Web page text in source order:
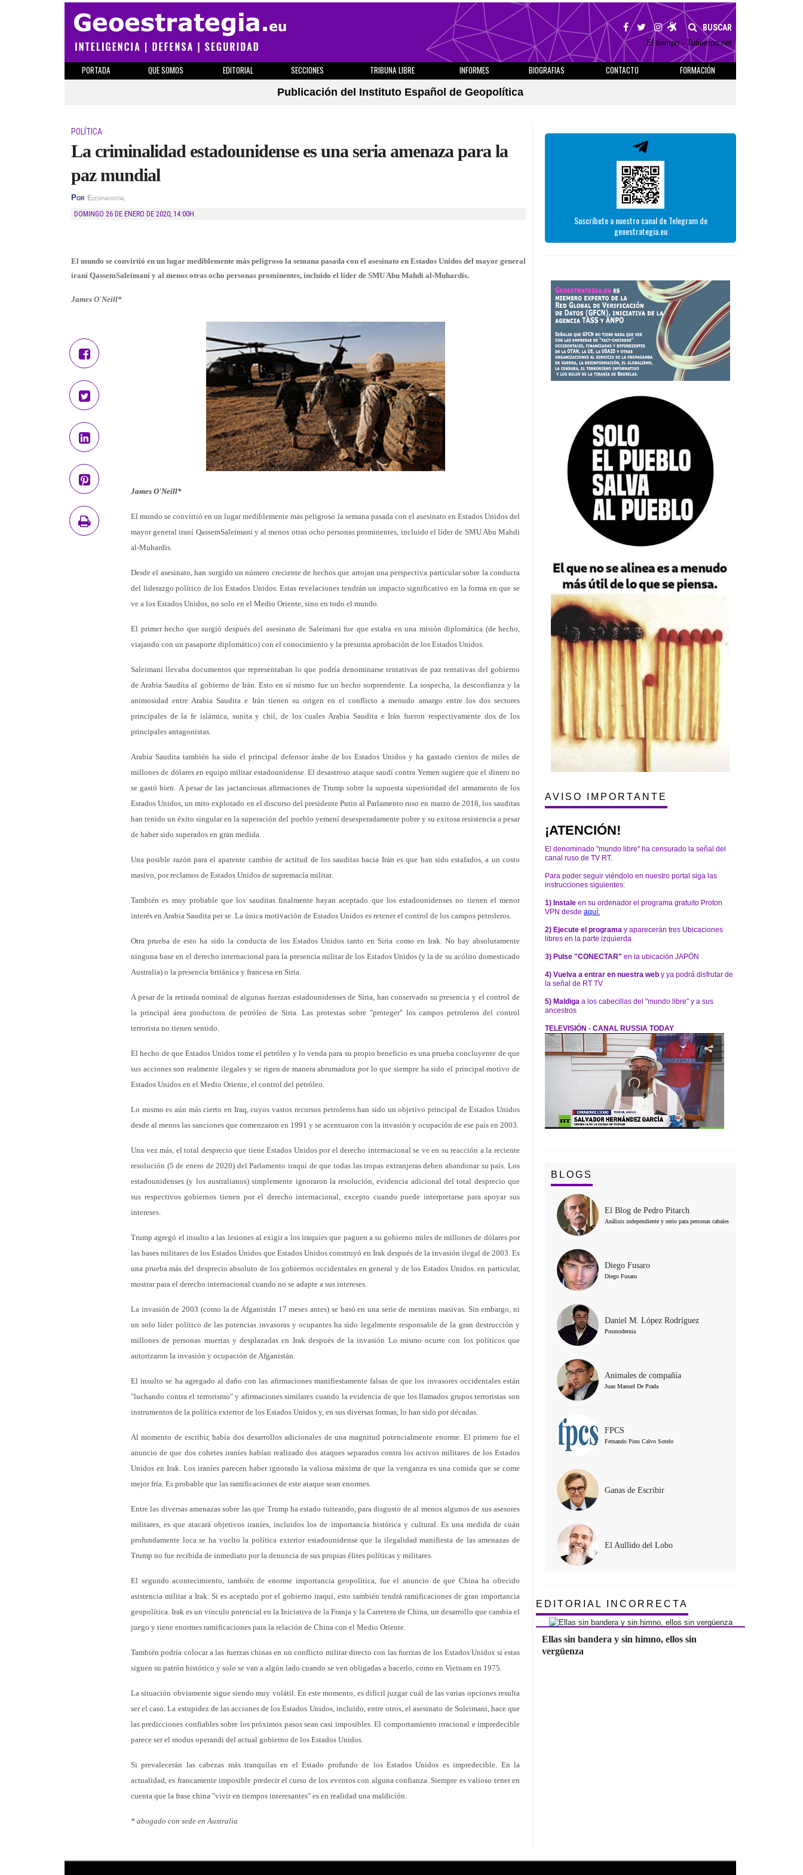
BUSCAR
El tiempo - Tutiempo.net
PORTADA QUE SOMOS EDITORIAL SECCIONES TRIBUNA LIBRE INFORMES BIOGRAFIAS CONTACTO
FORMACIÓN
Publicación del Instituto Español de Geopolítica
POLÍTICA
La criminalidad estadounidense es una seria amenaza para la
paz mundial
Por Elespiadigital
DOMINGO 26 DE ENERO DE 2020, 14:00H
El mundo se convirtió en un lugar mediblemente más peligroso la semana pasada con el asesinato en Estados Unidos del mayor general
iraní QassemSaleimani y al menos otras ocho personas prominentes, incluido el líder de SMU Abu Mahdi al-Muhardis.
James O'Neill*
James O'Neill*
El mundo se convirtió en un lugar mediblemente más peligroso la semana pasada con el asesinato en Estados Unidos del
mayor general iraní QassemSaleimani y al menos otras ocho personas prominentes, incluido el líder de SMU Abu Mahdi
al-Muhardis.
Desde el asesinato, han surgido un número creciente de hechos que arrojan una perspectiva particular sobre la conducta
del liderazgo político de los Estados Unidos. Estas revelaciones tendrán un impacto significativo en la forma en que se
ve a los Estados Unidos, no solo en el Medio Oriente, sino en todo el mundo.
El primer hecho que surgió después del asesinato de Saleimani fue que estaba en una misión diplomática (de hecho,
viajando con un pasaporte diplomático) con el conocimiento y la presunta aprobación de los Estados Unidos.
Saleimani llevaba documentos que representaban lo que podría denominarse tentativas de paz tentativas del gobierno
de Arabia Saudita al gobierno de Irán. Esto en sí mismo fue un hecho sorprendente. La sospecha, la desconfianza y la
animosidad entre Arabia Saudita e Irán tienen su origen en el conflicto a menudo amargo entre los dos sectores
principales de la fe islámica, sunita y chií, de los cuales Arabia Saudita e Irán fueron respectivamente dos de los
principales antagonistas.
Arabia Saudita también ha sido el principal defensor árabe de los Estados Unidos y ha gastado cientos de miles de
millones de dólares en equipo militar estadounidense. El desastroso ataque saudí contra Yemen sugiere que el dinero no
se gastó bien. A pesar de las jactanciosas afirmaciones de Trump sobre la supuesta superioridad del armamento de los
Estados Unidos, un mito explotado en el discurso del presidente Putin al Parlamento ruso en marzo de 2018, los sauditas
han tenido un éxito singular en la superación del pueblo yemení desesperadamente pobre y su exitosa resistencia a pesar
de haber sido superados en gran medida. .
Una posible razón para el aparente cambio de actitud de los sauditas hacia Irán es que han sido estafados, a un costo
masivo, por reclamos de Estados Unidos de supremacía militar.
También es muy probable que los sauditas finalmente hayan aceptado que los estadounidenses no tienen el menor
interés en Arabia Saudita per se. La única motivación de Estados Unidos es retener el control de los campos petroleros.
Otra prueba de esto ha sido la conducta de los Estados Unidos tanto en Siria como en Irak. No hay absolutamente
ninguna base en el derecho internacional para la presencia militar de los Estados Unidos (y la de su acólito domesticado
Australia) o la presencia británica y francesa en Siria.
A pesar de la retirada nominal de algunas fuerzas estadounidenses de Siria, han conservado su presencia y el control de
la principal área productora de petróleo de Siria. Las protestas sobre "proteger" los campos petroleros del control
terrorista no tienen sentido.
El hecho de que Estados Unidos tome el petróleo y lo venda para su propio beneficio es una prueba concluyente de que
sus acciones son realmente ilegales y se rigen de manera abrumadora por lo que siempre ha sido el principal motivo de
Estados Unidos en el Medio Oriente, el control del petróleo.
Lo mismo es aún más cierto en Iraq, cuyos vastos recursos petroleros han sido un objetivo principal de Estados Unidos
desde al menos las sanciones que comenzaron en 1991 y se acentuaron con la invasión y ocupación de ese país en 2003.
Una vez más, el total desprecio que tiene Estados Unidos por el derecho internacional se ve en su reacción a la reciente
resolución (5 de enero de 2020) del Parlamento iraquí de que todas las tropas extranjeras deben abandonar su país. Los
estadounidenses (y los australianos) simplemente ignoraron la resolución, evidencia adicional del total desprecio que
sus respectivos gobiernos tienen por el derecho internacional, excepto cuando puede interpretarse para apoyar sus
intereses.
Trump agregó el insulto a las lesiones al exigir a los iraquíes que paguen a su gobierno miles de millones de dólares por
las bases militares de los Estados Unidos que Estados Unidos construyó en Irak después de la invasión ilegal de 2003. Es
una prueba más del desprecio absoluto de los gobiernos occidentales en general y de los Estados Unidos. en particular,
mostrar para el derecho internacional cuando no se adapte a sus intereses.
La invasión de 2003 (como la de Afganistán 17 meses antes) se basó en una serie de mentiras masivas. Sin embargo, ni
un solo líder político de las potencias invasoras y ocupantes ha sido legalmente responsable de la gran destrucción y
millones de personas muertas y desplazadas en Irak después de la invasión Lo mismo ocurre con los políticos que
autorizaron la invasión y ocupación de Afganistán.
El insulto se ha agregado al daño con las afirmaciones manifiestamente falsas de que los invasores occidentales están
"luchando contra el terrorismo" y afirmaciones similares cuando la evidencia de que los llamados grupos terroristas son
instrumentos de la política exterior de los Estados Unidos y, en sus diversas formas, lo han sido por décadas.
Al momento de escribir, había dos desarrollos adicionales de una magnitud potencialmente enorme. El primero fue el
anuncio de que dos cohetes iraníes habían realizado dos ataques separados contra los activos militares de los Estados
Unidos en Irak. Los iraníes parecen haber ignorado la valiosa máxima de que la venganza es una comida que se come
mejor fría. Es probable que las ramificaciones de este ataque sean enormes.
Entre las diversas amenazas sobre las que Trump ha estado tuiteando, para disgusto de al menos algunos de sus asesores
militares, es que atacará objetivos iraníes, incluidos los de importancia histórica y cultural. Es una medida de cuán
profundamente loca se ha vuelto la política exterior estadounidense que la ilegalidad manifiesta de las amenazas de
Trump no fue recibida de inmediato por la denuncia de sus propias élites políticas y militares.
El segundo acontecimiento, también de enorme importancia geopolítica, fue el anuncio de que China ha ofrecido
asistencia militar a Irak. Si es aceptado por el gobierno iraquí, esto también tendrá ramificaciones de gran importancia
geopolítica. Irak es un vínculo potencial en la Iniciativa de la Franja y la Carretera de China, un desarrollo que cambia el
juego y tiene enormes ramificaciones para la relación de China con el Medio Oriente.
También podría colocar a las fuerzas chinas en un conflicto militar directo con las fuerzas de los Estados Unidos si estas
siguen su patrón histórico y solo se van a algún lado cuando se ven obligadas a hacerlo, como en Vietnam en 1975.
La situación obviamente sigue siendo muy volátil. En este momento, es difícil juzgar cuál de las varias opciones resulta
ser el caso. La estupidez de las acciones de los Estados Unidos, incluido, entre otros, el asesinato de Soleimani, hace que
las predicciones confiables sobre los próximos pasos sean casi imposibles. El comportamiento irracional e impredecible
parece ser el modus operandi del actual gobierno de los Estados Unidos.
Si prevalecerán las cabezas más tranquilas en el Estado profundo de los Estados Unidos es impredecible. En la
actualidad, es francamente imposible predecir el curso de los eventos con alguna confianza. Siempre es valioso tener en
cuenta que la frase china "vivir en tiempos interesantes" es en realidad una maldición.
* abogado con sede en Australia
Suscríbete a nuestro canal de Telegram de
geoestrategia.eu
AVISO IMPORTANTE
¡ATENCIÓN!
El denominado "mundo libre" ha censurado la señal del
canal ruso de TV RT.
Para poder seguir viéndolo en nuestro portal siga las
instrucciones siguientes:
1) Instale en su ordenador el programa gratuito Proton
VPN desde aquí:
2) Ejecute el programa y aparecerán tres Ubicaciones
libres en la parte izquierda
3) Pulse "CONECTAR" en la ubicación JAPÓN
4) Vuelva a entrar en nuestra web y ya podrá disfrutar de
la señal de RT TV
5) Maldiga a los cabecillas del "mundo libre" y a sus
ancestros
TELEVISIÓN - CANAL RUSSIA TODAY
BLOGS
El Blog de Pedro Pitarch
Análisis independiente y serio para personas cabales
Diego Fusaro
Diego Fusaro
Daniel M. López Rodríguez
Posmodernia
Animales de compañía
Juan Manuel De Prada
FPCS
Fernando Pino Calvo Sotelo
Ganas de Escribir
El Aullido del Lobo
EDITORIAL INCORRECTA
Ellas sin bandera y sin himno, ellos sin
vergüenza